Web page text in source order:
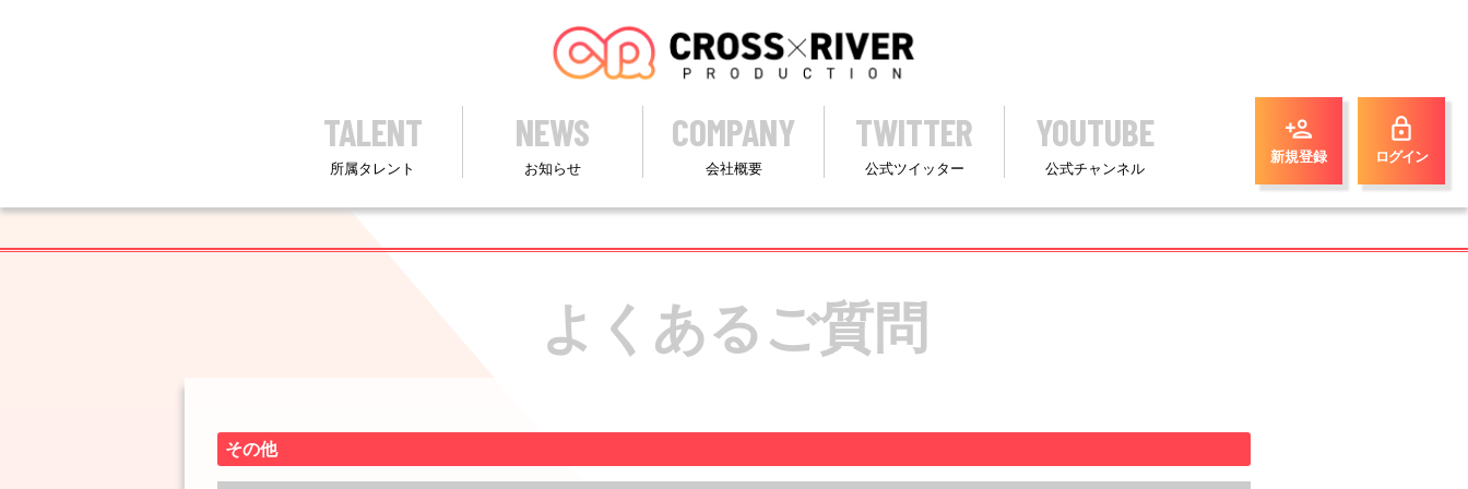
TALENT
所属タレント
NEWS
お知らせ
COMPANY
会社概要
TWITTER
公式ツイッター
YOUTUBE
公式チャンネル
person_add
新規登録
lock
ログイン
よくあるご質問
その他